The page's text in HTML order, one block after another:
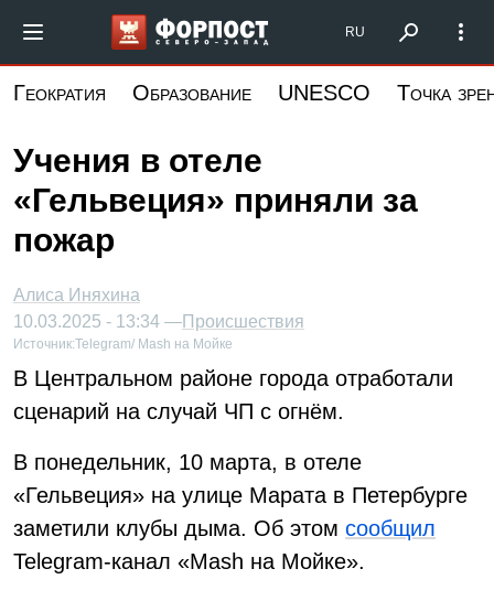
основному
Форпост Северо-Запад
RU
Геократия Образование UNESCO Точка
Учения в отеле
«Гельвеция» приняли за
пожар
Алиса Иняхина
10.03.2025 - 13:34 —Происшествия
Источник:Telegram/ Mash на Мойке
В Центральном районе города отработали
сценарий на случай ЧП с огнём.
В понедельник, 10 марта, в отеле
«Гельвеция» на улице Марата в Петербурге
заметили клубы дыма. Об этом сообщил
Telegram-канал «Mash на Мойке».